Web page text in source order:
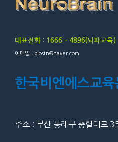
대표전화 : 1666 – 4896(뇌파교육)
이메일 : biostn@naver.com
한국비엔에스교
주소 : 부산 동래구 충렬대로